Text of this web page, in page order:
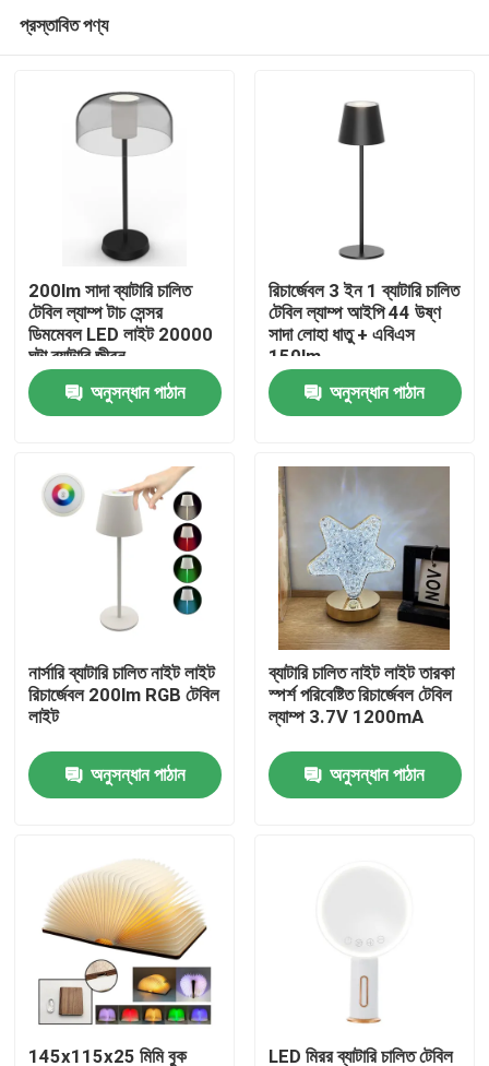
পণ্য
আমাদের সম্পর্কে
কারখানা ভ্রমণ
যোগাযোগ করুন
উদ্ধৃতির জন্য আবেদন
পোর্টেবল LED ওয়ার্ক লাইট
প্রস্তাবিত পণ্য
200lm সাদা ব্যাটারি চালিত
টেবিল ল্যাম্প টাচ সেন্সর
ডিমমেবল LED লাইট 20000
ঘন্টা ব্যাটারি জীবন
অনুসন্ধান পাঠান
রিচার্জেবল 3 ইন 1 ব্যাটারি চালিত
টেবিল ল্যাম্প আইপি 44 উষ্ণ
সাদা লোহা ধাতু + এবিএস
150lm
অনুসন্ধান পাঠান
নার্সারি ব্যাটারি চালিত নাইট লাইট
রিচার্জেবল 200lm RGB টেবিল
লাইট
অনুসন্ধান পাঠান
ব্যাটারি চালিত নাইট লাইট তারকা
স্পর্শ পরিবেষ্টিত রিচার্জেবল টেবিল
ল্যাম্প 3.7V 1200mA
অনুসন্ধান পাঠান
145x115x25 মিমি বুক LED মিরর ব্যাটারি চালিত টেবিল